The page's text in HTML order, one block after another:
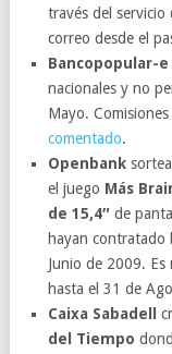
través del servicio
correo desde el
Bancopopular-e
nacionales y no
Mayo.
comentado.
Openbank
el juego Más
de 15,4″ de
hayan contratado
Junio de 2009.
hasta el 31 de
Caixa Sabadell
del Tiempo